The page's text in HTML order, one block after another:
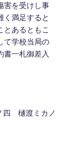
害を受けし事
く満足すると
とあるともこ
て学校当局の
書一札御差入
四 樋渡ミカノ